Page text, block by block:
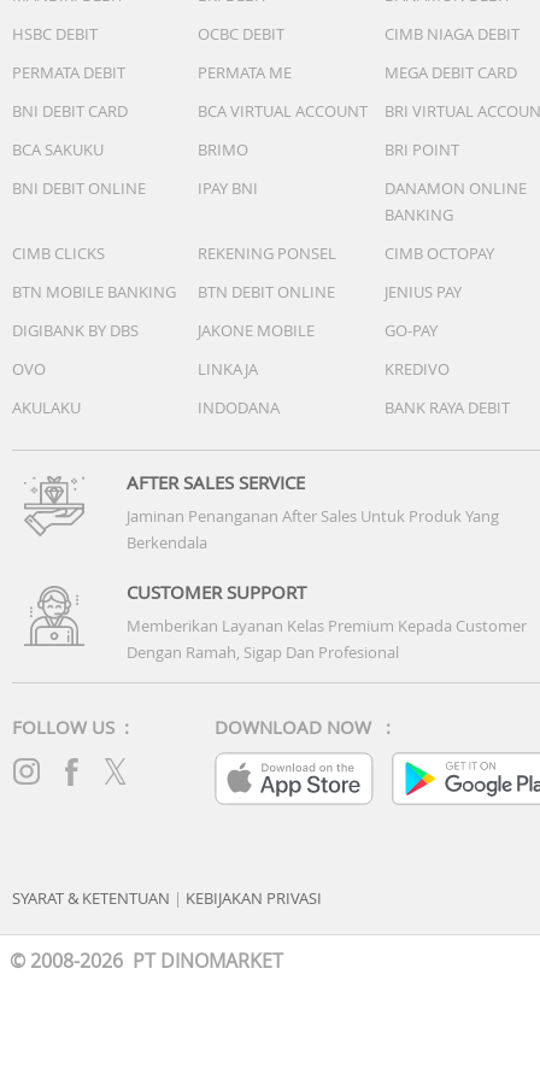
(1) iPhone 15, iPhone 15 Plus, iPhone 15 Pro, dan iPhone
Pro Max tahan cipratan, air, dan debu dan diuji dalam
standar IEC 60529 (kedalaman maksimum 6 meter hingga
selama 30 menit). Ketahanan terhadap cipratan, air, dan
debu tidak berlaku secara permanen. Daya tahan
mengisi daya iPhone yang basah; lihat panduan
untuk instruksi pembersihan dan pengeringan.
(2) Layar memiliki sudut melengkung. Jika diukur sebagai
persegi standar, layarnya memiliki ukuran diagonal 6,12
Max, iPhone 15 Plus). Area bidang layar berukuran lebih
kecil.
(3) Kekuatan baterai bervariasi tergantung penggunaan
dan konfigurasi; lihat apple.com/batteries untuk
selengkapnya.
(4) iPhone 15 dan iPhone 15 Pro bisa mendeteksi
kecelakaan mobil yang parah dan melakukan panggilan
bantuan. Memerlukan panggilan Wi-Fi atau koneksi
HSBC DEBIT
OCBC DEBIT
CIMB NIAGA DEBIT
PERMATA DEBIT
PERMATA ME
MEGA DEBIT CARD
BNI DEBIT CARD
BCA VIRTUAL ACCOUNT
BRI VIRTUAL
BCA SAKUKU
BRIMO
BRI POINT
BNI DEBIT ONLINE
IPAY BNI
DANAMON ONLINE
BANKING
CIMB CLICKS
REKENING PONSEL
CIMB OCTOPAY
BTN MOBILE BANKING
BTN DEBIT ONLINE
JENIUS PAY
DIGIBANK BY DBS
JAKONE MOBILE
GO-PAY
OVO
LINKAJA
KREDIVO
AKULAKU
INDODANA BANK RAYA DEBIT
AFTER SALES SERVICE
Jaminan Penanganan After Sales Untuk Produk Yang
Berkendala
CUSTOMER SUPPORT
Memberikan Layanan Kelas Premium Kepada Customer
Dengan Ramah, Sigap Dan Profesional
FOLLOW US : DOWNLOAD NOW :
SYARAT & KETENTUAN | KEBIJAKAN PRIVASI
© 2008-2026 PT DINOMARKET